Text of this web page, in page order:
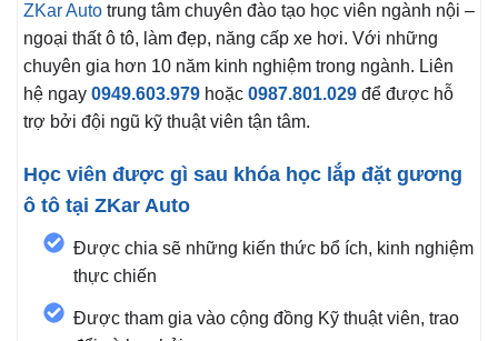
ZKar Auto trung tâm chuyên đào tạo học viên ngành nội –
ngoại thất ô tô, làm đẹp, năng cấp xe hơi. Với những
chuyên gia hơn 10 năm kinh nghiệm trong ngành. Liên
hệ ngay 0949.603.979 hoặc 0987.801.029 để được hỗ
trợ bởi đội ngũ kỹ thuật viên tận tâm.
Học viên được gì sau khóa học lắp đặt gương
ô tô tại ZKar Auto
Được chia sẽ những kiến thức bổ ích, kinh nghiệm
thực chiến
Được tham gia vào cộng đồng Kỹ thuật viên, trao